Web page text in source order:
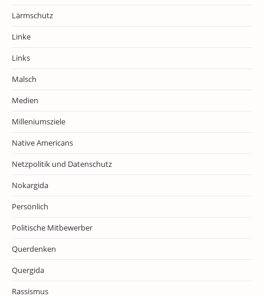
Lärmschutz
Linke
Links
Malsch
Medien
Milleniumsziele
Native Americans
Netzpolitik und Datenschutz
Nokargida
Persönlich
Politische Mitbewerber
Querdenken
Quergida
Rassismus